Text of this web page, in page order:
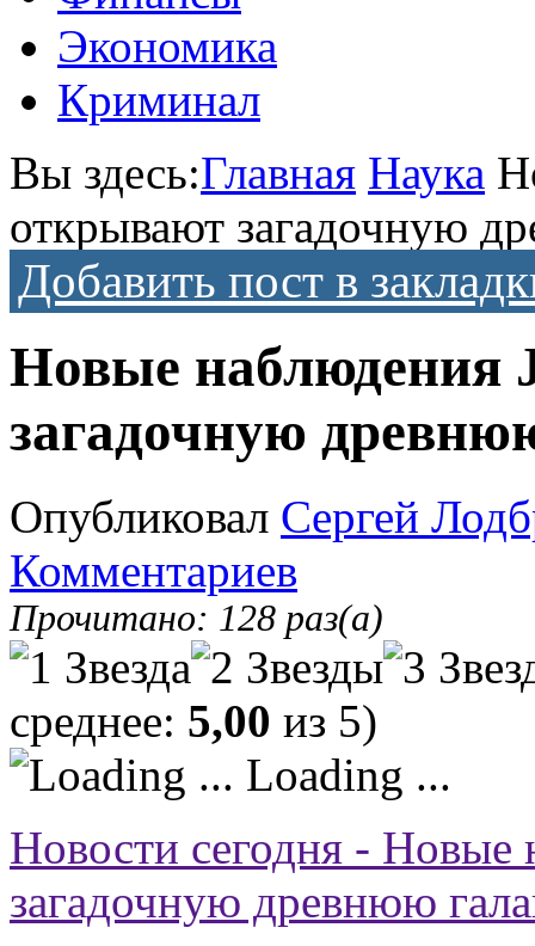
Экономика
Криминал
Вы здесь:Главная Наука
открывают загадочную
Добавить пост в
Новые наблюдения
загадочную
Опубликовал Сергей
Комментариев
Прочитано: 128 раз(а)
среднее: 5,00 из 5)
Loading ...
Новости сегодня - Новые
загадочную древнюю